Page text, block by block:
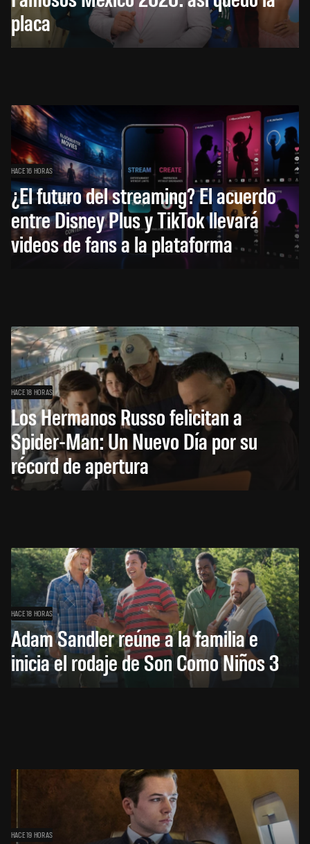
placa
HACE 16 HORAS
¿El futuro del streaming? El acuerdo
entre Disney Plus y TikTok llevará
videos de fans a la plataforma
HACE 18 HORAS
Los Hermanos Russo felicitan a
Spider-Man: Un Nuevo Día por su
récord de apertura
HACE 18 HORAS
Adam Sandler reúne a la familia e
inicia el rodaje de Son Como Niños 3
HACE 19 HORAS